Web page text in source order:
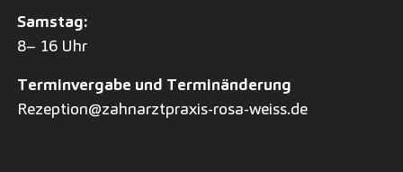
Samstag:
8– 16 Uhr
Terminvergabe und Terminänderung
Rezeption@zahnarztpraxis-rosa-weiss.de